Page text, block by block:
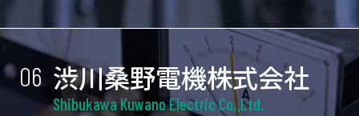
06 渋川桑野電機株式会社
Shibukawa Kuwano Electric Co.,Ltd.